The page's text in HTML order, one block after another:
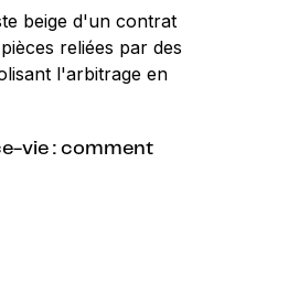
vie : comment